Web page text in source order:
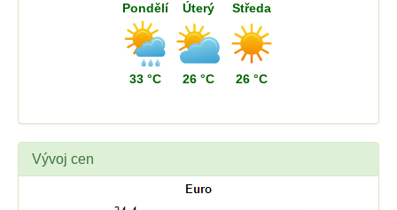
Pondělí
33 °C
Úterý
26 °C
Středa
26 °C
Vývoj cen